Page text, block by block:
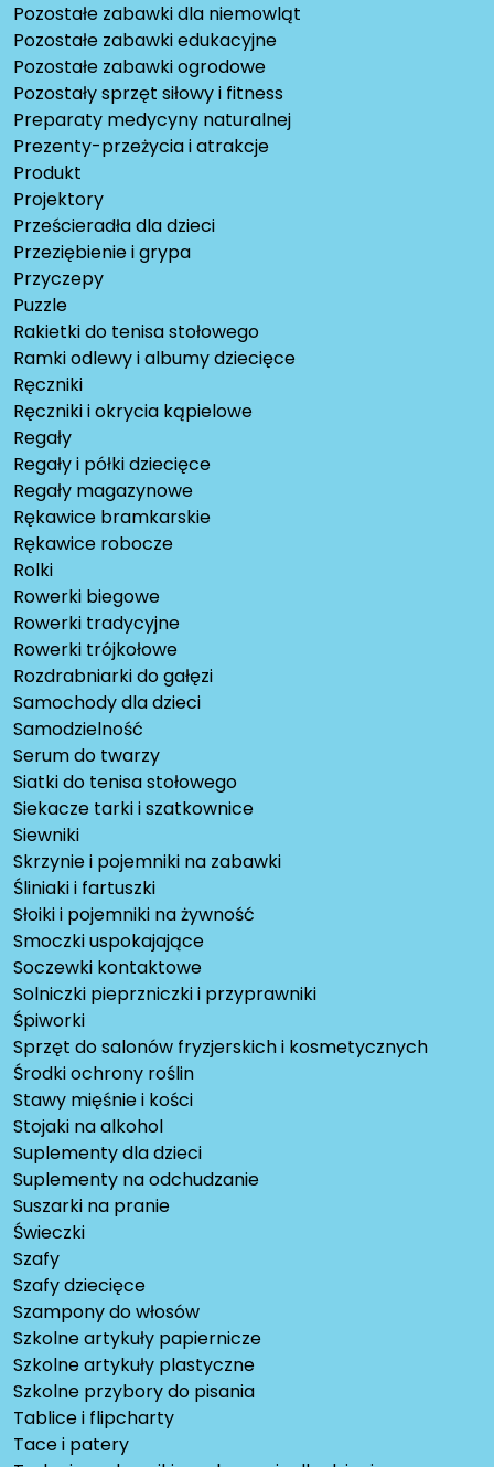
Pozostałe zabawki dla niemowląt
Pozostałe zabawki edukacyjne
Pozostałe zabawki ogrodowe
Pozostały sprzęt siłowy i fitness
Preparaty medycyny naturalnej
Prezenty-przeżycia i atrakcje
Produkt
Projektory
Prześcieradła dla dzieci
Przeziębienie i grypa
Przyczepy
Puzzle
Rakietki do tenisa stołowego
Ramki odlewy i albumy dziecięce
Ręczniki
Ręczniki i okrycia kąpielowe
Regały
Regały i półki dziecięce
Regały magazynowe
Rękawice bramkarskie
Rękawice robocze
Rolki
Rowerki biegowe
Rowerki tradycyjne
Rowerki trójkołowe
Rozdrabniarki do gałęzi
Samochody dla dzieci
Samodzielność
Serum do twarzy
Siatki do tenisa stołowego
Siekacze tarki i szatkownice
Siewniki
Skrzynie i pojemniki na zabawki
Śliniaki i fartuszki
Słoiki i pojemniki na żywność
Smoczki uspokajające
Soczewki kontaktowe
Solniczki pieprzniczki i przyprawniki
Śpiworki
Sprzęt do salonów fryzjerskich i kosmetycznych
Środki ochrony roślin
Stawy mięśnie i kości
Stojaki na alkohol
Suplementy dla dzieci
Suplementy na odchudzanie
Suszarki na pranie
Świeczki
Szafy
Szafy dziecięce
Szampony do włosów
Szkolne artykuły papiernicze
Szkolne artykuły plastyczne
Szkolne przybory do pisania
Tablice i flipcharty
Tace i patery